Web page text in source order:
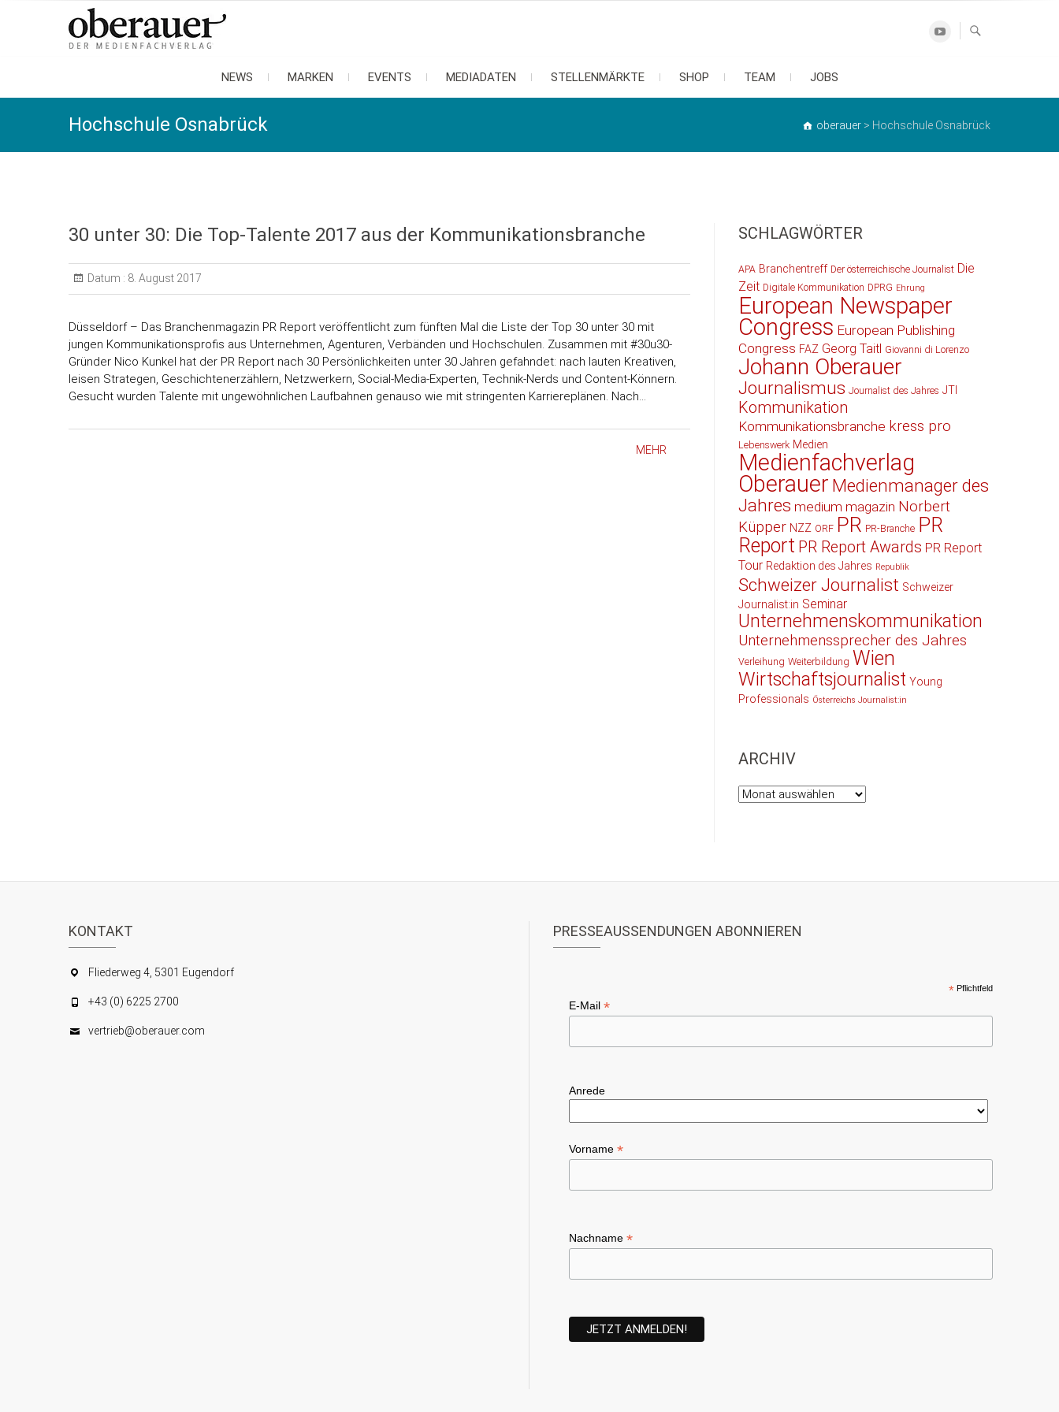
oberauer
der medienfachverlag Youtube
NEWS MARKEN EVENTS MEDIADATEN STELLENMÄRKTE SHOP TEAM JOBS
Hochschule Osnabrück oberauer > Hochschule Osnabrück
30 unter 30: Die Top-Talente 2017 aus der Kommunikationsbranche
Datum : 8. August 2017
Düsseldorf – Das Branchenmagazin PR Report veröffentlicht zum fünften Mal die Liste der Top 30 unter 30 mit
jungen Kommunikationsprofis aus Unternehmen, Agenturen, Verbänden und Hochschulen. Zusammen mit #30u30-
Gründer Nico Kunkel hat der PR Report nach 30 Persönlichkeiten unter 30 Jahren gefahndet: nach lauten Kreativen,
leisen Strategen, Geschichtenerzählern, Netzwerkern, Social-Media-Experten, Technik-Nerds und Content-Könnern.
Gesucht wurden Talente mit ungewöhnlichen Laufbahnen genauso wie mit stringenten Karriereplänen. Nach…
MEHR
SCHLAGWÖRTER
APA Branchentreff Der österreichische Journalist Die
Zeit Digitale Kommunikation DPRG Ehrung
European Newspaper
Congress European Publishing
Congress FAZ Georg Taitl Giovanni di Lorenzo
Johann Oberauer
Journalismus Journalist des Jahres JTI
Kommunikation
Kommunikationsbranche kress pro
Lebenswerk Medien
Medienfachverlag
Oberauer Medienmanager des
Jahres medium magazin Norbert
Küpper NZZ ORF PR PR-Branche PR
Report PR Report Awards PR Report
Tour Redaktion des Jahres Republik
Schweizer Journalist Schweizer
Journalist:in Seminar
Unternehmenskommunikation
Unternehmenssprecher des Jahres
Verleihung Weiterbildung Wien
Wirtschaftsjournalist Young
Professionals Österreichs Journalist:in
ARCHIV
Archiv
KONTAKT
Fliederweg 4, 5301 Eugendorf
+43 (0) 6225 2700
vertrieb@oberauer.com
PRESSEAUSSENDUNGEN ABONNIEREN
*Pflichtfeld
E-Mail *
Anrede
Vorname *
Nachname *